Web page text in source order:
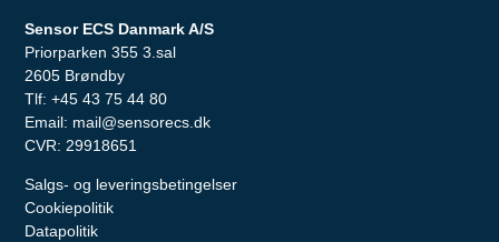
Sensor ECS Danmark A/S
Priorparken 355 3.sal
2605 Brøndby
Tlf:+45 43 75 44 80
Email: mail@sensorecs.dk
CVR: 29918651
Salgs- og leveringsbetingelser
Cookiepolitik
Datapolitik